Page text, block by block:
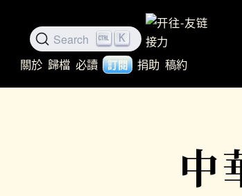
Search K
關於 歸檔 必讀 訂閱 捐助 稿約
中